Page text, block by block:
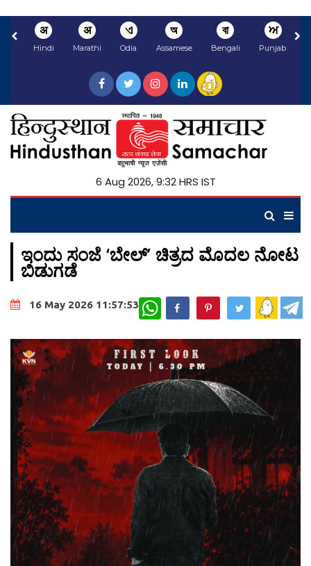
अ
Hindi
अ
Marathi
ଏ
Odia
অ
Assamese
বা
Bengali
ਅ
Punjabi
6 Aug 2026, 9:32 HRS IST
ಇಂದು ಸಂಜೆ ‘ಬೇಲ್’ ಚಿತ್ರದ ಮೊದಲ ನೋಟ
ಬಿಡುಗಡೆ
16 May 2026 11:57:53 WhatsApp